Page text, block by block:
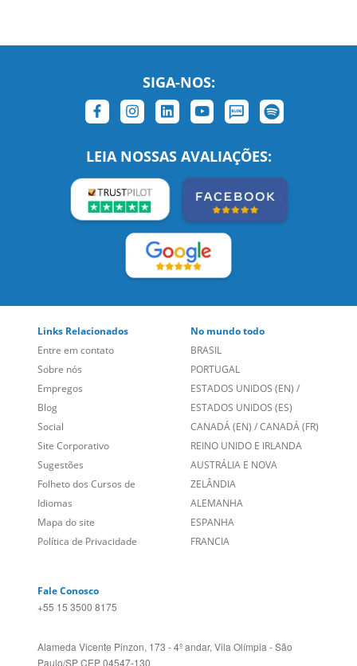
SIGA-NOS:
LEIA NOSSAS AVALIAÇÕES:
Links Relacionados
Entre em contato
Sobre nós
Empregos
Blog
Social
Site Corporativo
Sugestões
Folheto dos Cursos de
Idiomas
Mapa do site
Política de Privacidade
No mundo todo
BRASIL
PORTUGAL
ESTADOS UNIDOS (EN) /
ESTADOS UNIDOS (ES)
CANADÁ (EN) /CANADÁ (FR)
REINO UNIDO E IRLANDA
AUSTRÁLIA E NOVA
ZELÂNDIA
ALEMANHA
ESPANHA
FRANCIA
Fale Conosco
+55 15 3500 8175
Alameda Vicente Pinzon, 173 - 4º andar, Vila Olímpia - São
Paulo/SP CEP 04547-130